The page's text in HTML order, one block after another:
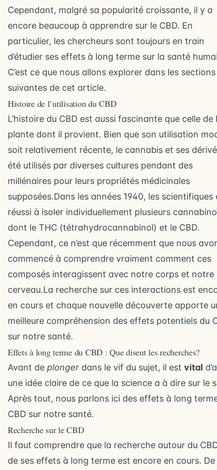
Cependant, malgré sa popularité croissante, il y a
encore beaucoup à apprendre sur le CBD. En
particulier, les chercheurs sont toujours en train
d’étudier ses effets à long terme sur la santé
C’est ce que nous allons explorer dans les sections
suivantes de cet article.
Histoire de l’utilisation du CBD
L’histoire du CBD est aussi fascinante que celle de
plante dont il provient. Bien que son utilisation
soit relativement récente, le cannabis et ses
été utilisés par diverses cultures pendant des
millénaires pour leurs propriétés médicinales
supposées.Dans les années 1940, les scientifiques
réussi à isoler individuellement plusieurs
dont le THC (tétrahydrocannabinol) et le CBD.
Cependant, ce n’est que récemment que nous
commencé à comprendre vraiment comment ces
composés interagissent avec notre corps et notre
cerveau.La recherche sur ces interactions est
en cours et chaque nouvelle découverte apporte
meilleure compréhension des effets potentiels du
sur notre santé.
Effets à long terme du CBD : Que disent les recherches?
Avant de plonger dans le vif du sujet, il est vital
une idée claire de ce que la science a à dire sur le
Après tout, nous parlons ici des effets à long
CBD sur notre santé.
Recherche sur le CBD
Il faut comprendre que la recherche autour du
de ses effets à long terme est encore en cours. De